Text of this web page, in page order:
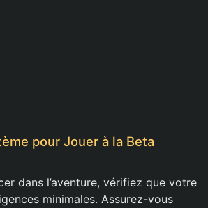
pour Jouer à la Beta
dans l’aventure, vérifiez que votre
minimales. Assurez-vous